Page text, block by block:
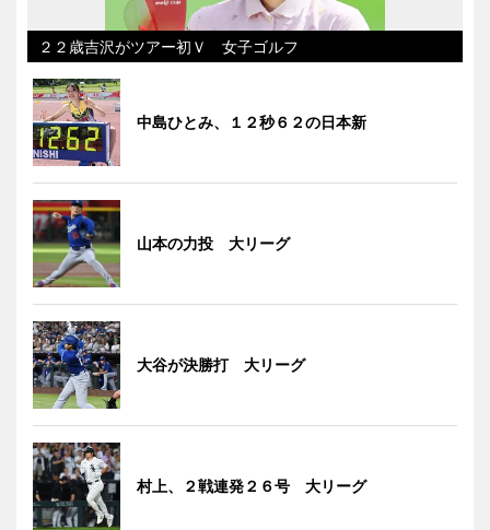
２２歳吉沢がツアー初Ｖ 女子ゴルフ
中島ひとみ、１２秒６２の日本新
山本の力投 大リーグ
大谷が決勝打 大リーグ
村上、２戦連発２６号 大リーグ